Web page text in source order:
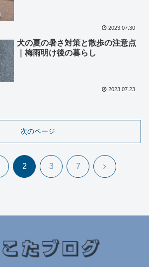
2023.07.30
犬の夏の暑さ対策と散歩の注意点
｜梅雨明け後の暮らし
2023.07.23
次のページ
2 3 7 次